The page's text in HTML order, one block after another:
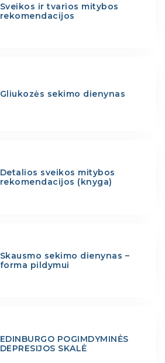
Sveikos ir tvarios mitybos
rekomendacijos
Gliukozės sekimo dienynas
Detalios sveikos mitybos
rekomendacijos (knyga)
Skausmo sekimo dienynas –
forma pildymui
EDINBURGO POGIMDYMINĖS
DEPRESIJOS SKALĖ